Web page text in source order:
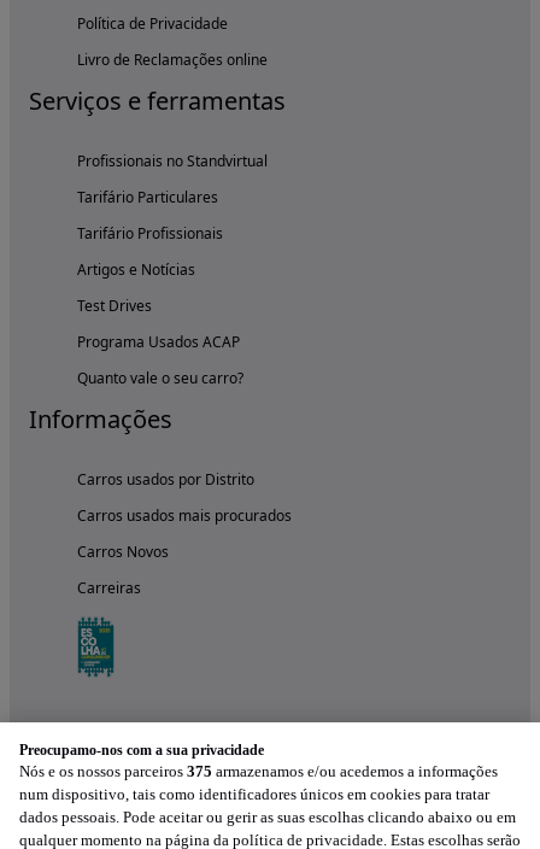
Política de Privacidade
Livro de Reclamações online
Serviços e ferramentas
Profissionais no Standvirtual
Tarifário Particulares
Tarifário Profissionais
Artigos e Notícias
Test Drives
Programa Usados ACAP
Quanto vale o seu carro?
Informações
Carros usados por Distrito
Carros usados mais procurados
Carros Novos
Carreiras
Preocupamo-nos com a sua privacidade
Nós e os nossos parceiros 375 armazenamos e/ou acedemos a informações
num dispositivo, tais como identificadores únicos em cookies para tratar
dados pessoais. Pode aceitar ou gerir as suas escolhas clicando abaixo ou em
qualquer momento na página da política de privacidade. Estas escolhas serão